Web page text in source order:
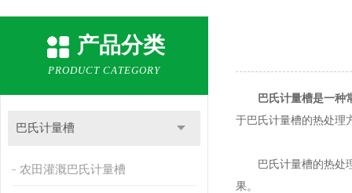
产品分类
PRODUCT CATEGORY
巴氏计量槽
农田灌溉巴氏计量槽
巴氏计量槽是一种
于巴氏计量槽的热处理
巴氏计量槽的热处理
果。